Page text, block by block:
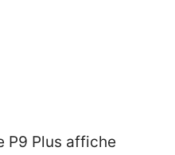
P9 Plus affiche